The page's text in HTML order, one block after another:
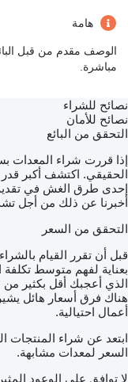
هامة
الوصف مقدم من قبل
مباشرة.
نصائح للشراء
نصائح للأمان
التحقق من البائع
إذا قررت شراء المعدات
الحقيقي. اكتشف أكبر
إحدى طرق الغش في
أخبرنا عن ذلك من أجل
التحقق من السعر
قبل أن تقرر القيام
بعناية لفهم متوسط
الذي أعجبك أقل بكثير
هناك فرق أسعار هائل
أعمال احتيالية.
ابتعد عن شراء
السعر لمعدات مشابهة.
لا توافق على الوعود